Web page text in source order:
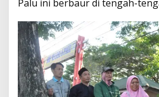
Palu ini berbaur di tengah-